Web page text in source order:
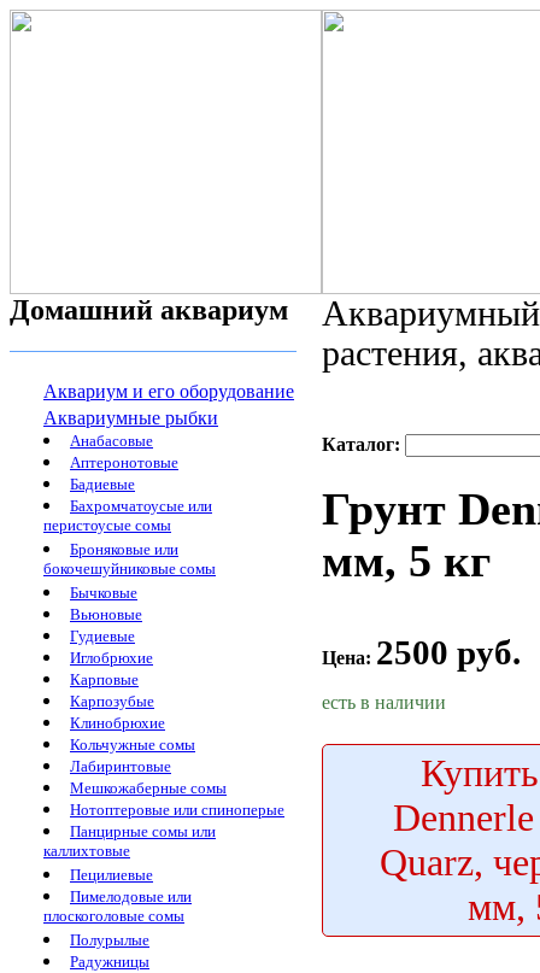
Домашний аквариум
Аквариум и его оборудование
Аквариумные рыбки
Анабасовые
Аптеронотовые
Бадиевые
Бахромчатоусые или
перистоусые сомы
Броняковые или
бокочешуйниковые сомы
Бычковые
Вьюновые
Гудиевые
Иглобрюхие
Карповые
Карпозубые
Клинобрюхие
Кольчужные сомы
Лабиринтовые
Мешкожаберные сомы
Нотоптеровые или спиноперые
Панцирные сомы или
каллихтовые
Пецилиевые
Пимелодовые или
плоскоголовые сомы
Полурылые
Радужницы
растения,
Каталог:
Грунт
мм, 5 кг
Цена: 2500 руб.
есть в наличии
Купить
Quarz,
мм,